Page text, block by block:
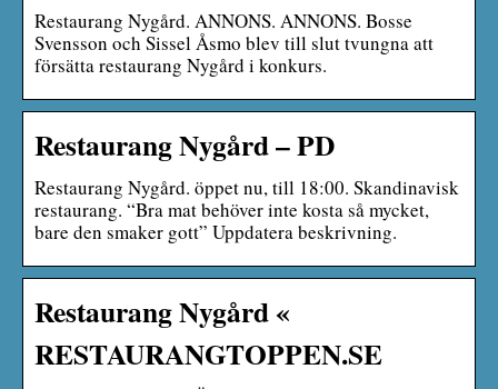
Restaurang Nygård. ANNONS. ANNONS. Bosse
Svensson och Sissel Åsmo blev till slut tvungna att
försätta restaurang Nygård i konkurs.
Restaurang Nygård – PD
Restaurang Nygård. öppet nu, till 18:00. Skandinavisk
restaurang. “Bra mat behöver inte kosta så mycket,
bare den smaker gott” Uppdatera beskrivning.
Restaurang Nygård «
RESTAURANGTOPPEN.SE